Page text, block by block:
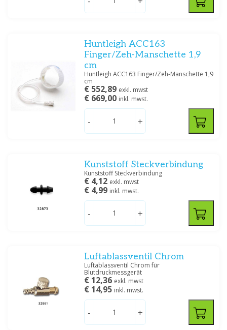
Huntleigh ACC163
Finger/Zeh-Manschette 1,9
cm
Huntleigh ACC163 Finger/Zeh-Manschette 1,9
cm
€ 552,89 exkl. mwst
€ 669,00 inkl. mwst.
- +
Kunststoff Steckverbindung
Kunststoff Steckverbindung
€ 4,12 exkl. mwst
€ 4,99 inkl. mwst.
- +
Luftablassventil Chrom
Luftablassventil Chrom für
Blutdruckmessgerät
€ 12,36 exkl. mwst
€ 14,95 inkl. mwst.
- +